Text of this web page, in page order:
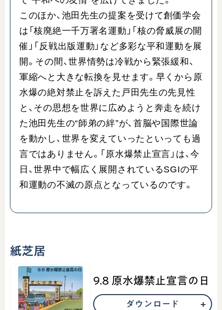
このほか、池田先生の提案を受けて創価学会
は「核廃絶一千万署名運動」「核の脅威展の開
催」「反戦出版運動」など多彩な平和運動を展
開。その間、世界情勢は冷戦から緊張緩和、
軍縮へと大きな転換を見せます。早くから原
水爆の絶対禁止を訴えた戸田先生の先見性
と、その思想を世界に広めようと奔走を続け
た池田先生の“師弟の絆”が、首脳や国際世論
を動かし、世界を変えていったといっても過
言ではありません。「原水爆禁止宣言」は、今
日、世界中で幅広く展開されているSGIの平
和運動の不滅の原点となっているのです。
紙芝居
9.8 原水爆禁止宣言の日
ダウンロード